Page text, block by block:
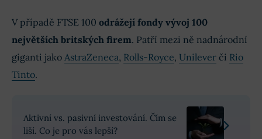
FAQs: Často kladené otázky k FTSE 100 ETF
V případě FTSE 100 odrážejí fondy vývoj 100
největších britských firem. Patří mezi ně nadnárodní
giganti jako AstraZeneca, Rolls-Royce, Unilever či Rio
Tinto.
Aktivní vs. pasivní investování. Čím se
liší. Co je pro vás lepší?